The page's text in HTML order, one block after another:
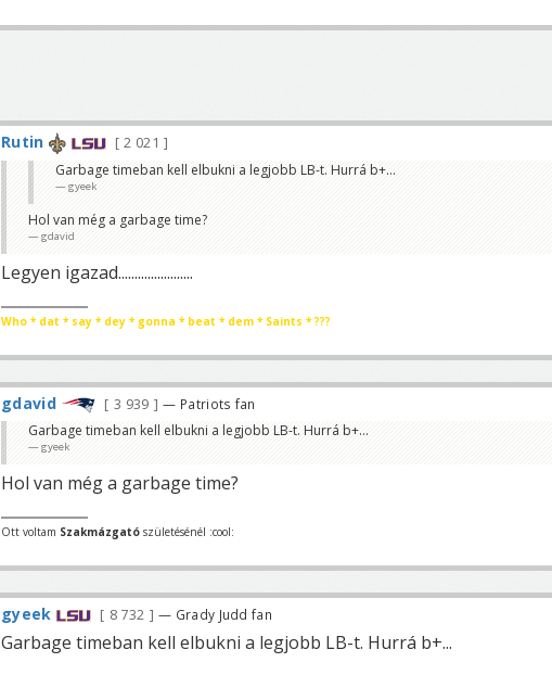
Rutin
2 021
Garbage timeban kell elbukni a legjobb LB-t. Hurrá b+...
gyeek
Hol van még a garbage time?
gdavid
Legyen igazad.......................
Who * dat * say * dey * gonna * beat * dem * Saints * ???
gdavid 3 939 — Patriots fan
Garbage timeban kell elbukni a legjobb LB-t. Hurrá b+...
gyeek
Hol van még a garbage time?
Ott voltam Szakmázgató születésénél :cool:
gyeek 8 732 — Grady Judd fan
Garbage timeban kell elbukni a legjobb LB-t. Hurrá b+...